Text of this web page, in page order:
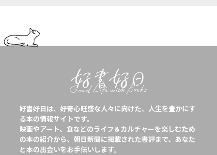
好書好日は、好奇心旺盛な人々に向けた、人生を豊かにす
る本の情報サイトです。
映画やアート、食などのライフ＆カルチャーを楽しむため
の本の紹介から、朝日新聞に掲載された書評まで、あなた
と本の出会いをお手伝いします。